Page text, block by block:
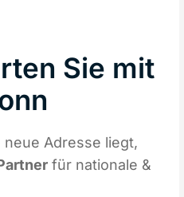
Sie mit
neue Adresse liegt,
für nationale &